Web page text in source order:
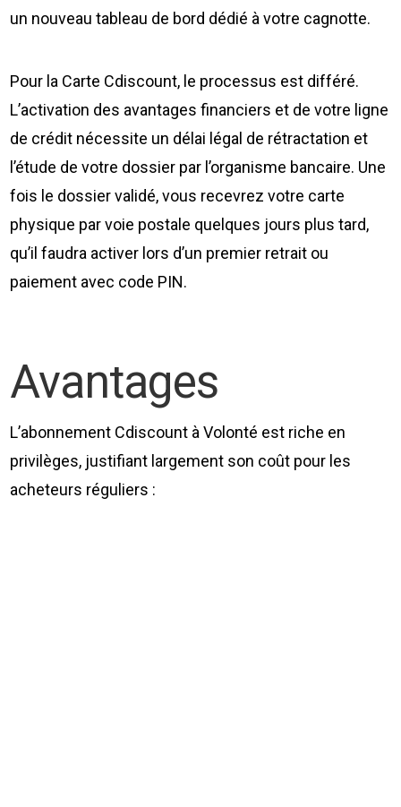
un nouveau tableau de bord dédié à votre cagnotte.
Pour la Carte Cdiscount, le processus est différé.
L’activation des avantages financiers et de votre ligne
de crédit nécessite un délai légal de rétractation et
l’étude de votre dossier par l’organisme bancaire. Une
fois le dossier validé, vous recevrez votre carte
physique par voie postale quelques jours plus tard,
qu’il faudra activer lors d’un premier retrait ou
paiement avec code PIN.
Avantages
L’abonnement Cdiscount à Volonté est riche en
privilèges, justifiant largement son coût pour les
acheteurs réguliers :